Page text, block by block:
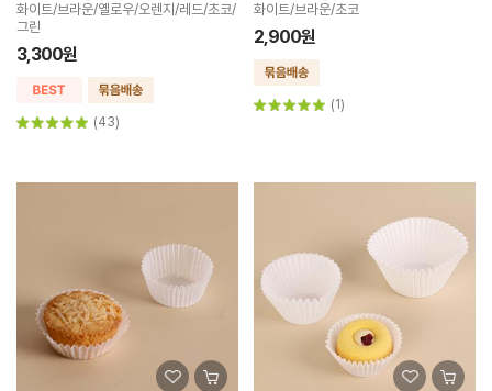
화이트/브라운/옐로우/오렌지/레드/초코/
그린
3,300원
(43)
화이트/브라운/초코
2,900원
(1)